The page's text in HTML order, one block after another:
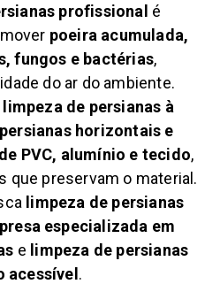
profissional é
poeira acumulada,
fungos e bactérias,
do ar do ambiente.
de persianas à
persianas horizontais e
PVC, alumínio e tecido,
que preservam o material.
limpeza de persianas
especializada em
e limpeza de persianas
acessível.